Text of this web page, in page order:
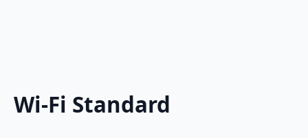
Wi-Fi Standard